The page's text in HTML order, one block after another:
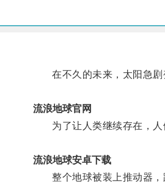
在不久的未来，太阳急剧
流浪地球官网
为了让人类继续存在，人
流浪地球安卓下载
整个地球被装上推动器，